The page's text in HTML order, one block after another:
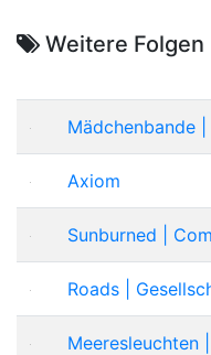
Weitere Folgen
Mädchenbande |
Axiom
Sunburned |
Roads |
Meeresleuchten